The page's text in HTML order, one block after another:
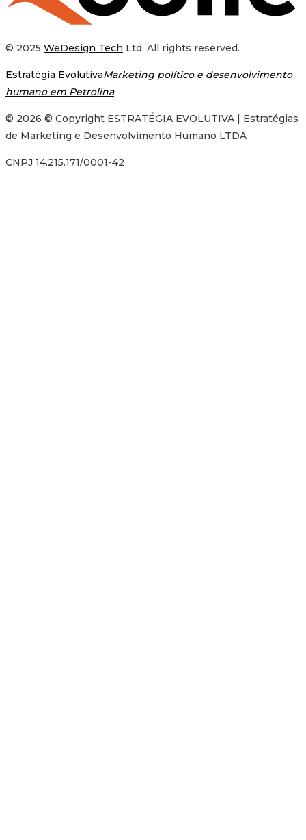
© 2025 WeDesign Tech Ltd. All rights reserved.
Estratégia EvolutivaMarketing político e desenvolvimento
humano em Petrolina
© 2026 © Copyright ESTRATÉGIA EVOLUTIVA | Estratégias
de Marketing e Desenvolvimento Humano LTDA
CNPJ 14.215.171/0001-42